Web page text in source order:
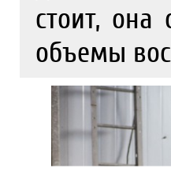
стоит,
объемы